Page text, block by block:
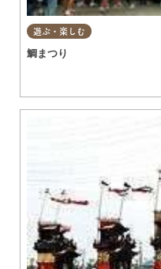
遊ぶ・楽しむ
鯛まつり